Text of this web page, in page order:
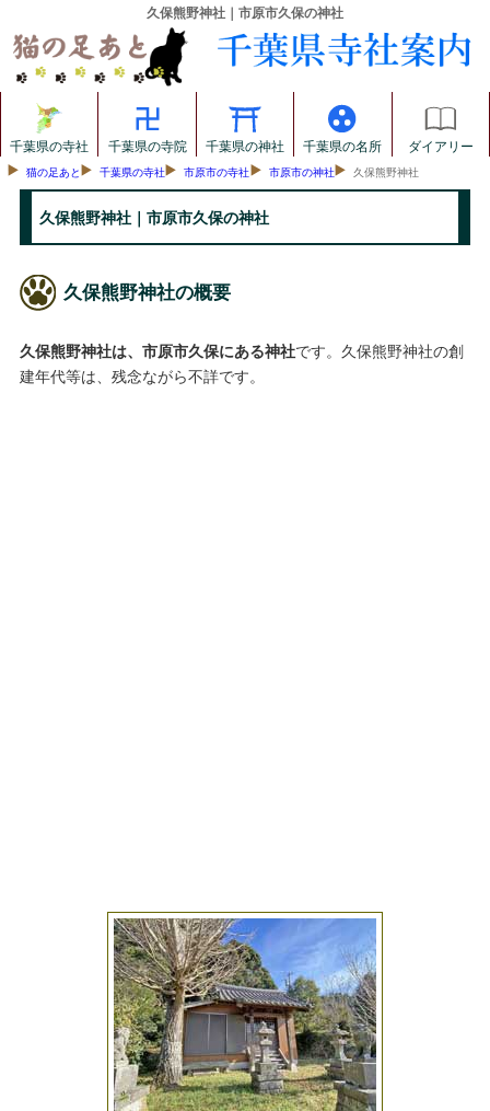
久保熊野神社｜市原市久保の神社
千葉県の寺社 千葉県の寺院 千葉県の神社 千葉県の名所 ダイアリー
猫の足あと 千葉県の寺社 市原市の寺社 市原市の神社 久保熊野神社
久保熊野神社｜市原市久保の神社
久保熊野神社の概要
久保熊野神社は、市原市久保にある神社です。久保熊野神社の創
建年代等は、残念ながら不詳です。